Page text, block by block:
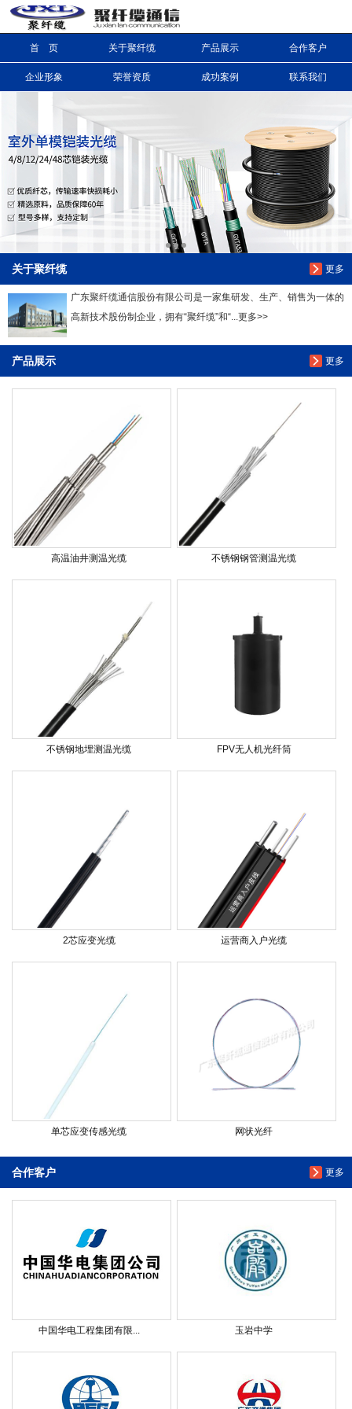
首 页 关于聚纤缆 产品展示 合作客户
企业形象 荣誉资质 成功案例 联系我们
更多
关于聚纤缆
广东聚纤缆通信股份有限公司是一家集研发、生产、销售为一体的
高新技术股份制企业，拥有“聚纤缆”和“...更多>>
更多
产品展示
高温油井测温光缆 不锈钢钢管测温光缆
不锈钢地埋测温光缆 FPV无人机光纤筒
2芯应变光缆 运营商入户光缆
单芯应变传感光缆 网状光纤
更多
合作客户
中国华电工程集团有限... 玉岩中学
信息搜索
搜索